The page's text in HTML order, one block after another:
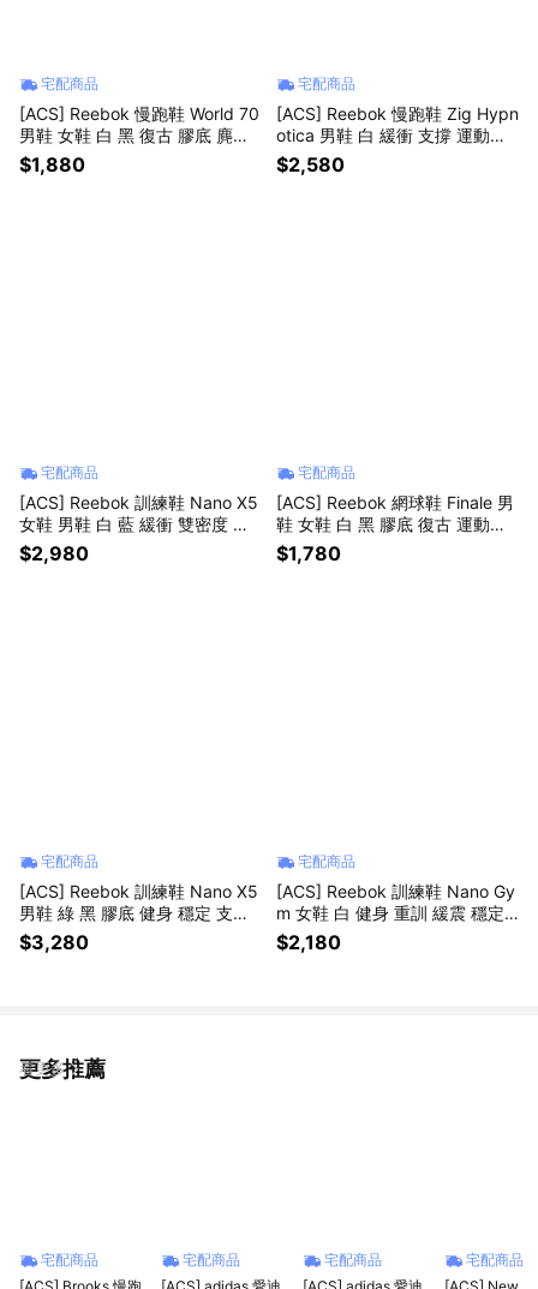
宅配商品
[ACS] Reebok 慢跑鞋 World 70
男鞋 女鞋 白 黑 復古 膠底 麂皮
100257184
$1,880
宅配商品
[ACS] Reebok 慢跑鞋 Zig Hypn
otica 男鞋 白 緩衝 支撐 運動鞋
100238013
$2,580
宅配商品
[ACS] Reebok 訓練鞋 Nano X5
女鞋 男鞋 白 藍 緩衝 雙密度 穩
定 多功能 運動鞋 100225451
$2,980
宅配商品
[ACS] Reebok 網球鞋 Finale 男
鞋 女鞋 白 黑 膠底 復古 運動鞋
100229873
$1,780
宅配商品
[ACS] Reebok 訓練鞋 Nano X5
男鞋 綠 黑 膠底 健身 穩定 支撐
重訓 運動鞋 100225446
$3,280
宅配商品
[ACS] Reebok 訓練鞋 Nano Gy
m 女鞋 白 健身 重訓 緩震 穩定
運動鞋 100225432
$2,180
更多推薦
看更多
宅配商品
宅配商品
宅配商品
宅配商品